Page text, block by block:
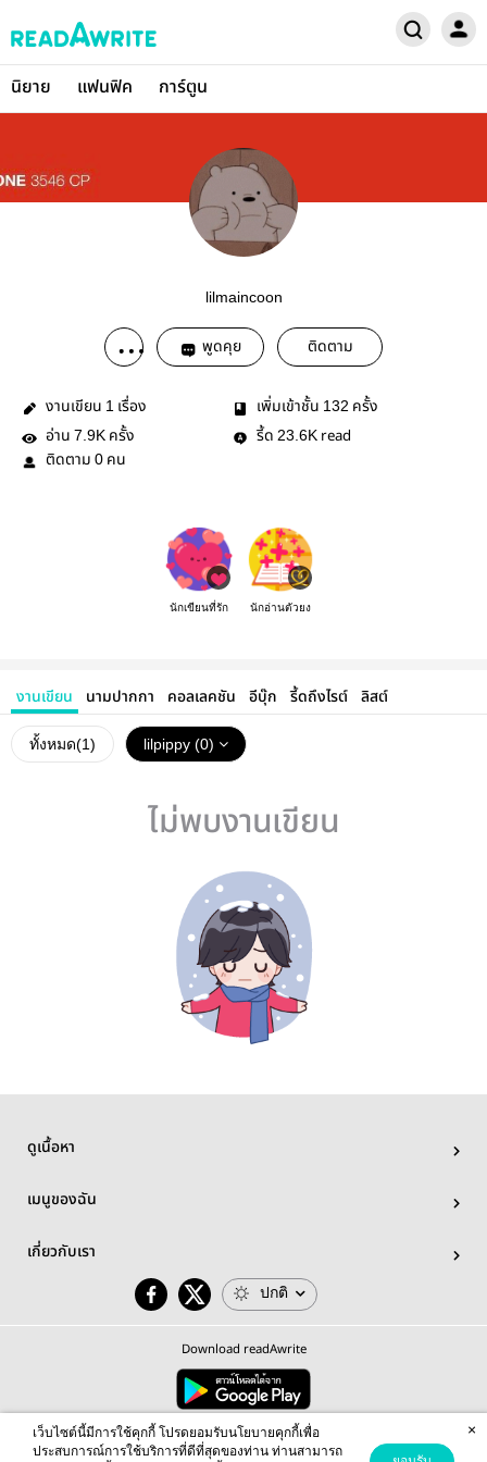
นิยาย แฟนฟิค การ์ตูน
lilmaincoon
พูดคุย ติดตาม
งานเขียน 1 เรื่อง เพิ่มเข้าชั้น 132 ครั้ง
อ่าน 7.9K ครั้ง รี้ด 23.6K read
ติดตาม 0 คน
นักเขียนที่รัก นักอ่านตัวยง
งานเขียน นามปากกา คอลเลคชัน อีบุ๊ก รี้ดถึงไรต์ ลิสต์
ทั้งหมด(1) lilpippy (0)
ไม่พบงานเขียน
ดูเนื้อหา
เมนูของฉัน
เกี่ยวกับเรา
ปกติ
Download readAwrite
© 2026 readAwrite.com by MEB Corporation Public Company Limited
This site is protected by reCAPTCHA and the Google Privacy Policy Terms of Serviceapply.
เว็บไซต์นี้มีการใช้คุกกี้ โปรดยอมรับนโยบายคุกกี้เพื่อ
ประสบการณ์การใช้บริการที่ดีที่สุดของท่าน ท่านสามารถ
×